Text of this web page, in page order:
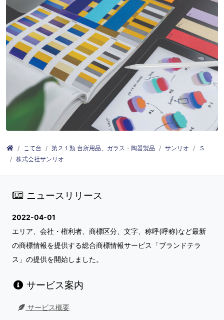
こて台 第２１類 台所用品、ガラス・陶器製品 サンリオ
Ｓ
株式会社サンリオ
ニュースリリース
2022-04-01
エリア、会社・権利者、商標区分、文字、称呼(呼称)など最新
の商標情報を提供する総合商標情報サービス「ブランドテラ
ス」の提供を開始しました。
サービス案内
サービス概要